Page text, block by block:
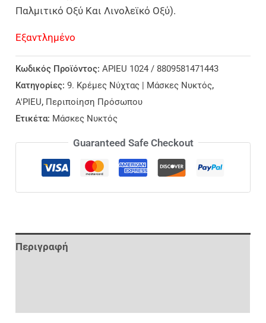
Παλμιτικό Οξύ Και Λινολεϊκό Οξύ).
Εξαντλημένο
Κωδικός Προϊόντος:APIEU 1024 / 8809581471443
Κατηγορίες:9. Κρέμες Νύχτας | Μάσκες Νυκτός,
A'PIEU, Περιποίηση Πρόσωπου
Ετικέτα: Μάσκες Νυκτός
Guaranteed Safe Checkout
Περιγραφή